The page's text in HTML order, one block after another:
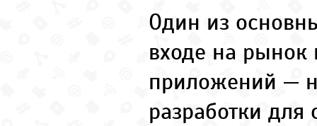
Один из
входе на
приложений —
разработки